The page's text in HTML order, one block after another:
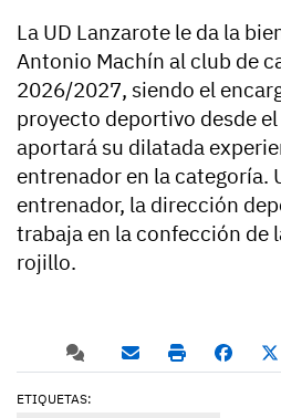
La UD Lanzarote le da la
Antonio Machín al club de
2026/2027, siendo el
proyecto deportivo desde
aportará su dilatada
entrenador en la categoría.
entrenador, la dirección
trabaja en la confección de
rojillo.
ETIQUETAS: